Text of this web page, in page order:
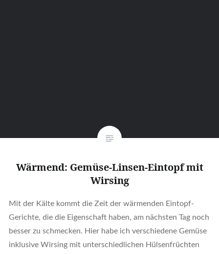
Wärmend: Gemüse-Linsen-Eintopf mit
Wirsing
Mit der Kälte kommt die Zeit der wärmenden Eintopf-
Gerichte, die die Eigenschaft haben, am nächsten Tag noch
besser zu schmecken. Hier habe ich verschiedene Gemüse
inklusive Wirsing mit unterschiedlichen Hülsenfrüchten